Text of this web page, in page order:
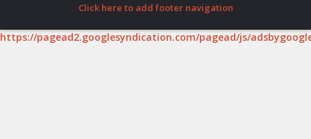
Click here to add footer navigation
https://pagead2.googlesyndication.com/pagead/js/